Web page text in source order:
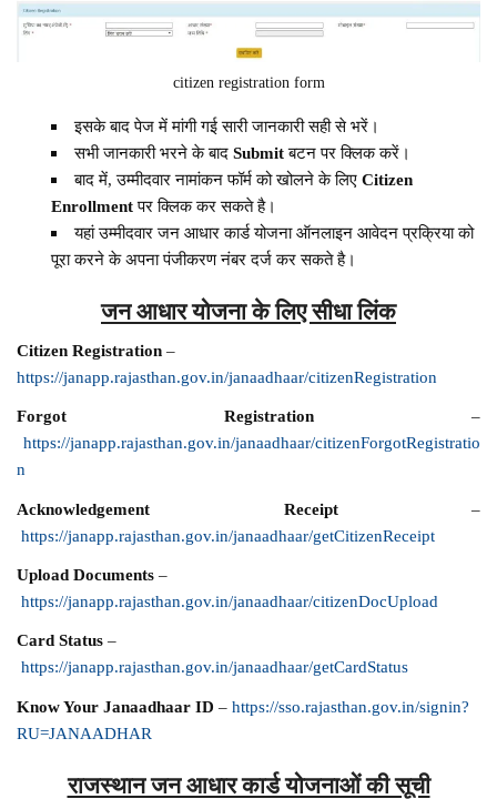
citizen registration form
इसके बाद पेज में मांगी गई सारी जानकारी सही से भरें।
सभी जानकारी भरने के बाद Submitबटन पर क्लिक करें।
बाद में, उम्मीदवार नामांकन फॉर्म को खोलने के लिए Citizen
Enrollmentपर क्लिक कर सकते है।
यहां उम्मीदवार जन आधार कार्ड योजना ऑनलाइन आवेदन प्रक्रिया को
पूरा करने के अपना पंजीकरण नंबर दर्ज कर सकते है।
जन आधार योजना के लिए सीधा लिंक
Citizen Registration –
https://janapp.rajasthan.gov.in/janaadhaar/citizenRegistration
Forgot Registration –
https://janapp.rajasthan.gov.in/janaadhaar/citizenForgotRegistratio
n
Acknowledgement Receipt–
https://janapp.rajasthan.gov.in/janaadhaar/getCitizenReceipt
Upload Documents –
https://janapp.rajasthan.gov.in/janaadhaar/citizenDocUpload
Card Status –
https://janapp.rajasthan.gov.in/janaadhaar/getCardStatus
Know Your Janaadhaar ID –https://sso.rajasthan.gov.in/signin?
RU=JANAADHAR
राजस्थान जन आधार कार्ड योजनाओं की सूची